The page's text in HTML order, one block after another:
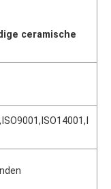
ceramische